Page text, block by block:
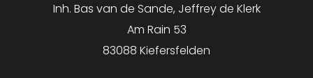
Inh. Bas van de Sande, Jeffrey de Klerk
Am Rain 53
83088 Kiefersfelden